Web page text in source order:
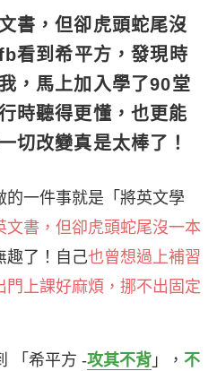
書，但卻虎頭蛇尾沒
看到希平方，發現時
，馬上加入學了90堂
時聽得更懂，也更能
切改變真是太棒了！
一件事就是「將英文學
文書，但卻虎頭蛇尾沒一本
趣了！自己也曾想過上補習
上課好麻煩，挪不出固定
「希平方 -攻其不背 」， 不